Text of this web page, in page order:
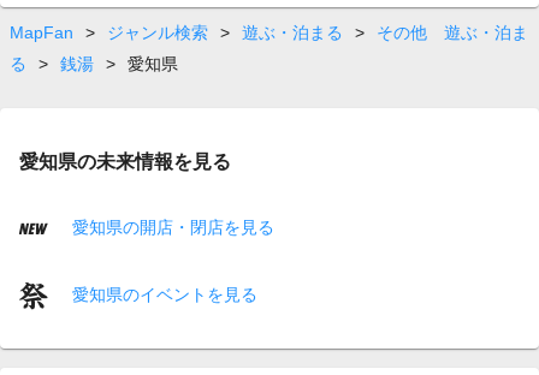
MapFan > ジャンル検索 > 遊ぶ・泊まる >
その他 遊ぶ・泊ま
る
> 銭湯 > 愛知県
愛知県の未来情報を見る
愛知県の開店・閉店を見る
愛知県のイベントを見る